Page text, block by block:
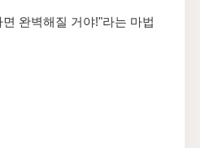
완벽해질 거야!"라는 마법